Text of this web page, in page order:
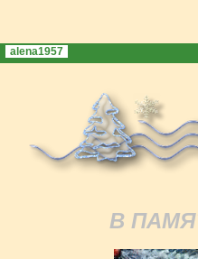
alena1957
В